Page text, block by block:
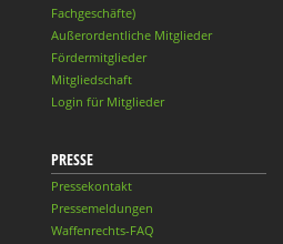
Fachgeschäfte)
Außerordentliche Mitglieder
Fördermitglieder
Mitgliedschaft
Login für Mitglieder
PRESSE
Pressekontakt
Pressemeldungen
Waffenrechts-FAQ